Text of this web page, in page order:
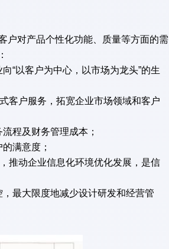
户对产品个性化功能、质量等方面的需
“以客户为中心，以市场为龙头”的生
客户服务，拓宽企业市场领域和客户
程及财务管理成本；
满意度；
推动企业信息化环境优化发展，是信
最大限度地减少设计研发和经营管